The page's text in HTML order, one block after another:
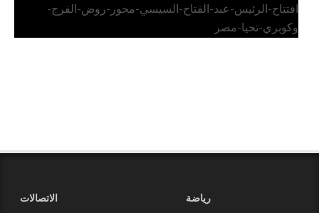
افتتاح-الرئيس-عبد-الفتاح-السيسي-محور-روض-الفرج-
وكوبري-تحيا-مصر
رياضة
الاتصالات